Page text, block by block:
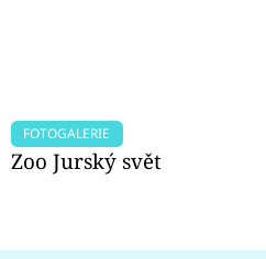
FOTOGALERIE
Zoo Jurský svět